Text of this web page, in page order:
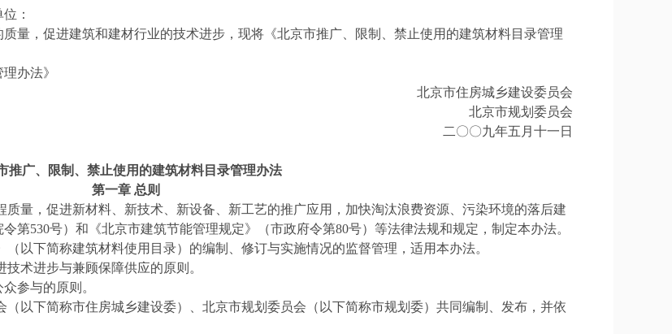
：
量，促进建筑和建材行业的技术进步，现将《北京市推广、限制、禁止使用的建筑材料目录管理
办法》
北京市住房城乡建设委员会
北京市规划委员会
二〇〇九年五月十一日
推广、限制、禁止使用的建筑材料目录管理办法
第一章 总则
量，促进新材料、新技术、新设备、新工艺的推广应用，加快淘汰浪费资源、污染环境的落后建
第530号）和《北京市建筑节能管理规定》（市政府令第80号）等法律法规和规定，制定本办法。
以下简称建筑材料使用目录）的编制、修订与实施情况的监督管理，适用本办法。
术进步与兼顾保障供应的原则。
参与的原则。
以下简称市住房城乡建设委）、北京市规划委员会（以下简称市规划委）共同编制、发布，并依